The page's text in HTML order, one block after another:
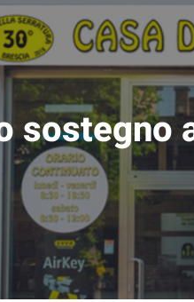
CASSEFORTI E
ARMADI
CILINDRI DI
SICUREZZA
DUPLICAZIONE CHIAVI
ASSISTENZA SERRATURE
BLINDATE
sostegno